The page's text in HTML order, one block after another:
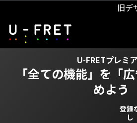
旧デ
U-FRETプレミ
「全ての機能」を 「
めよう
登録
し